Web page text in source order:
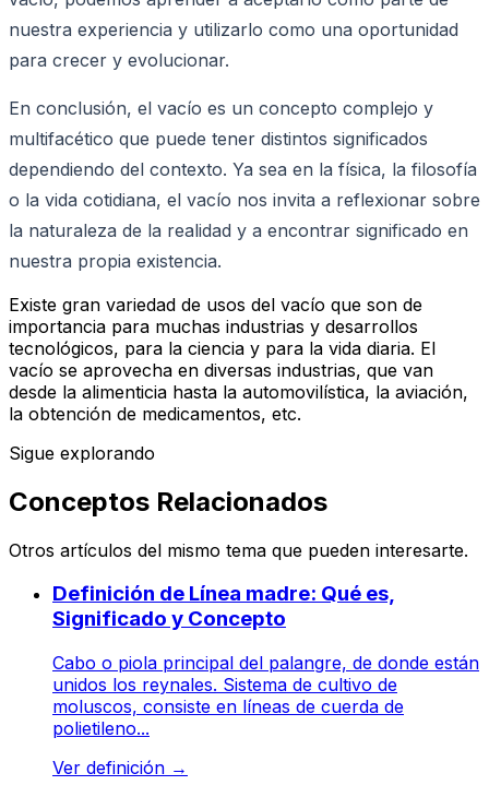
nuestra experiencia y utilizarlo como una oportunidad
para crecer y evolucionar.
En conclusión, el vacío es un concepto complejo y
multifacético que puede tener distintos significados
dependiendo del contexto. Ya sea en la física, la filosofía
o la vida cotidiana, el vacío nos invita a reflexionar sobre
la naturaleza de la realidad y a encontrar significado en
nuestra propia existencia.
Existe gran variedad de usos del vacío que son de
importancia para muchas industrias y desarrollos
tecnológicos, para la ciencia y para la vida diaria. El
vacío se aprovecha en diversas industrias, que van
desde la alimenticia hasta la automovilística, la aviación,
la obtención de medicamentos, etc.
Sigue explorando
Conceptos Relacionados
Otros artículos del mismo tema que pueden interesarte.
Definición de Línea madre: Qué es,
Significado y Concepto
Cabo o piola principal del palangre, de donde están
unidos los reynales. Sistema de cultivo de
moluscos, consiste en líneas de cuerda de
polietileno...
Ver definición →